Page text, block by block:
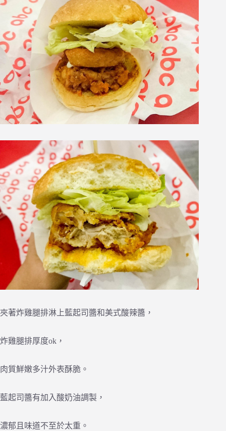
夾著炸雞腿排淋上藍起司醬和美式酸辣醬，
炸雞腿排厚度ok，
肉質鮮嫩多汁外表酥脆。
藍起司醬有加入酸奶油調製，
濃郁且味道不至於太重。